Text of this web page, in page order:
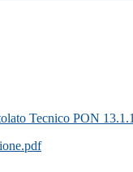
Tecnico PON